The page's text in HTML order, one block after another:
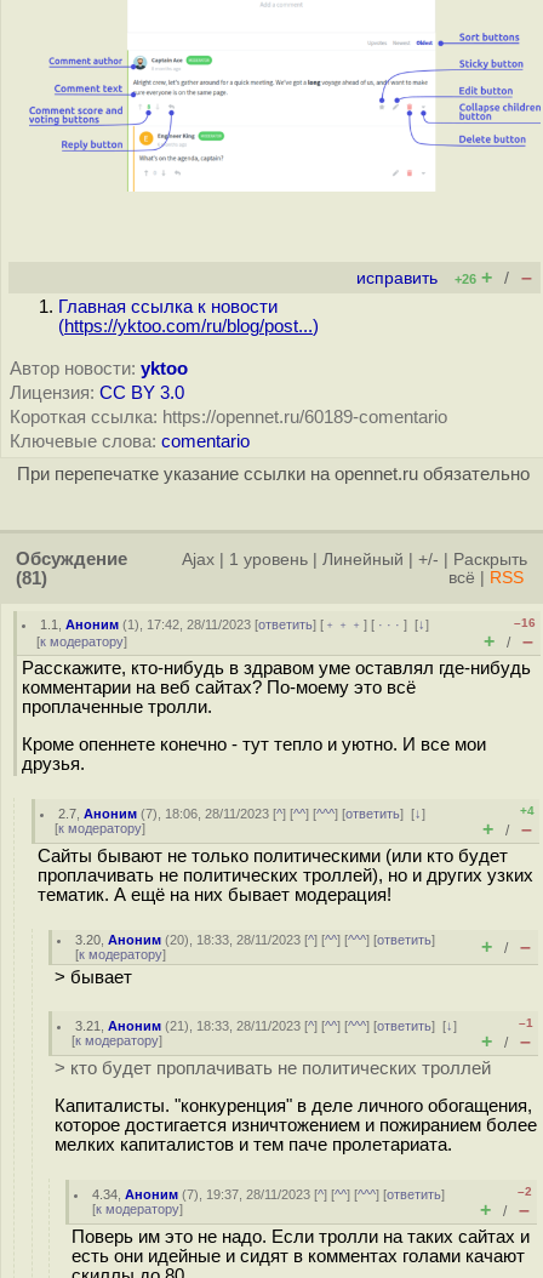
исправить +26 + / –
Главная ссылка к новости
(https://yktoo.com/ru/blog/post...)
Автор новости: yktoo
Лицензия: CC BY 3.0
Короткая ссылка: https://opennet.ru/60189-comentario
Ключевые слова: comentario
При перепечатке указание ссылки на opennet.ru обязательно
Обсуждение
(81)
Ajax 1 уровень Линейный +/-
Раскрыть
всё
RSS
1.1 ,Аноним (1), 17:42, 28/11/2023 [ответить] [ ﹢﹢﹢] [ · · ·][↓]
[к модератору]
–16
+ / –
Расскажите, кто-нибудь в здравом уме оставлял где-нибудь
комментарии на веб сайтах? По-моему это всё
проплаченные тролли.
Кроме опеннете конечно - тут тепло и уютно. И все мои
друзья.
2.7 ,Аноним (7), 18:06, 28/11/2023 [^] [^^] [^^^] [ответить][↓]
[к модератору]
+4
+ / –
Сайты бывают не только политическими (или кто будет
проплачивать не политических троллей), но и других узких
тематик. А ещё на них бывает модерация!
3.20 ,Аноним (20), 18:33, 28/11/2023 [^] [^^] [^^^] [ответить]
[к модератору] + / –
> бывает
3.21 ,Аноним (21), 18:33, 28/11/2023 [^] [^^] [^^^] [ответить][↓]
[к модератору]
–1
+ / –
> кто будет проплачивать не политических троллей
Капиталисты. "конкуренция" в деле личного обогащения,
которое достигается изничтожением и пожиранием более
мелких капиталистов и тем паче пролетариата.
4.34 ,Аноним (7), 19:37, 28/11/2023 [^] [^^] [^^^] [ответить]
[к модератору]
–2
+ / –
Поверь им это не надо. Если тролли на таких сайтах и
есть они идейные и сидят в комментах голами качают